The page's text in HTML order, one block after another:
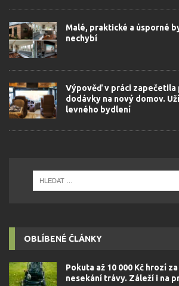
Malé, praktické a úsporné
nechybí
Výpověď v práci zapečetila
dodávky na nový domov.
levného bydlení
OBLÍBENÉ ČLÁNKY
Pokuta až 10 000 Kč hrozí
nesekání trávy. Záleží i na